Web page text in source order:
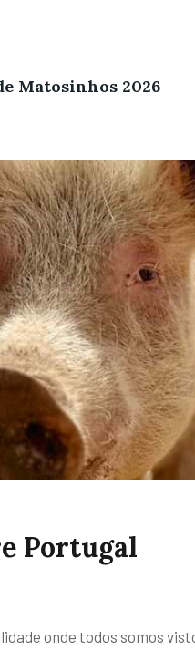
Matosinhos 2026
Portugal
onde todos somos